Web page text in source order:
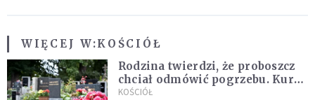
WIĘCEJ W:KOŚCIÓŁ
Rodzina twierdzi, że proboszcz
chciał odmówić pogrzebu. Kuria
zapowiada wyjaśnienia
KOŚCIÓŁ